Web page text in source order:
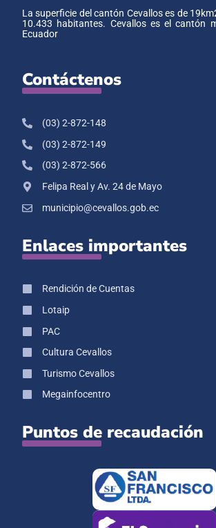
La superficie del cantón Cevallos es de
10.433 habitantes. Cevallos es el cantón
Ecuador
Contáctenos
(03) 2-872-148
(03) 2-872-149
(03) 2-872-566
Felipa Real y Av. 24 de Mayo
municipio@cevallos.gob.ec
Enlaces importantes
Rendición de Cuentas
Lotaip
PAC
Cultura Cevallos
Turismo Cevallos
Megainfocentro
Puntos de recaudación